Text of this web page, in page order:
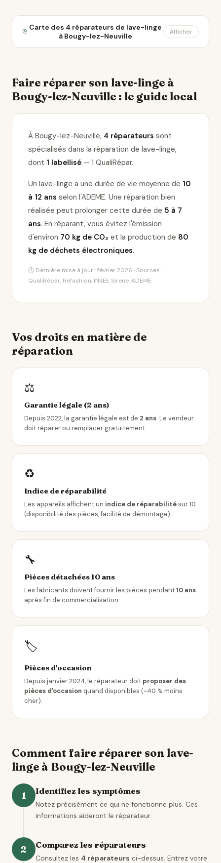
Carte des 4 réparateurs de lave-linge
à Bougy-lez-Neuville
Afficher
Faire réparer son lave-linge à
Bougy-lez-Neuville : le guide local
À Bougy-lez-Neuville, 4 réparateurs sont
spécialisés dans la réparation de lave-linge,
dont 1 labellisé — 1 QualiRépar.
Un lave-linge a une durée de vie moyenne de 10
à 12 ans selon l'ADEME. Une réparation bien
réalisée peut prolonger cette durée de 5 à 7
ans. En réparant, vous évitez l'émission
d'environ 70 kg de CO₂ et la production de 80
kg de déchets électroniques.
🕐 Dernière mise à jour : février 2026 · Sources :
QualiRépar, Refashion, INSEE Sirene, ADEME
Vos droits en matière de
réparation
⚖️
Garantie légale (2 ans)
Depuis 2022, la garantie légale est de 2 ans. Le vendeur
doit réparer ou remplacer gratuitement.
♻️
Indice de réparabilité
Les appareils affichent un indice de réparabilitésur 10
(disponibilité des pièces, facilité de démontage).
🔧
Pièces détachées 10 ans
Les fabricants doivent fournir les pièces pendant10 ans
après fin de commercialisation.
🏷️
Pièces d'occasion
Depuis janvier 2024, le réparateur doit proposer des
pièces d'occasion quand disponibles (~40 % moins
cher).
Comment faire réparer son lave-
linge à Bougy-lez-Neuville
1 Identifiez les symptômes
Notez précisément ce qui ne fonctionne plus. Ces
informations aideront le réparateur.
2 Comparez les réparateurs
Consultez les 4 réparateurs ci-dessus. Entrez votre